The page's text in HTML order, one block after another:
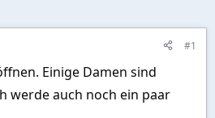
#1
Einige Damen sind
werde auch noch ein paar